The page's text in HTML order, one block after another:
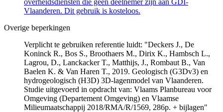
Vlaanderen. Dit gebruik is kosteloos.
Overige beperkingen
Verplicht te gebruiken referentie luidt: "Deckers J., De
Koninck R., Bos S., Broothaers M., Dirix K., Hambsch L.,
Lagrou, D., Lanckacker T., Matthijs, J., Rombaut B., Van
Baelen K. & Van Haren T., 2019. Geologisch (G3Dv3) en
hydrogeologisch (H3D) 3D-lagenmodel van Vlaanderen.
Studie uitgevoerd in opdracht van: Vlaams Planbureau voor
Omgeving (Departement Omgeving) en Vlaamse
Milieumaatschappij 2018/RMA/R/1569, 286p. + bijlagen"